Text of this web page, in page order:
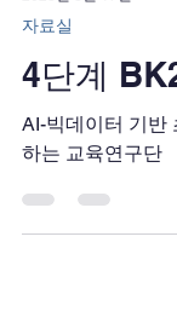
자료실
4단계
AI-빅데이터 기반
하는 교육연구단